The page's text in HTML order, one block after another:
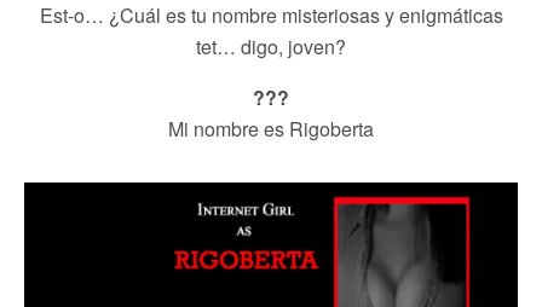
Est-o… ¿Cuál es tu nombre misteriosas y enigmáticas
tet… digo, joven?
???
Mi nombre es Rigoberta